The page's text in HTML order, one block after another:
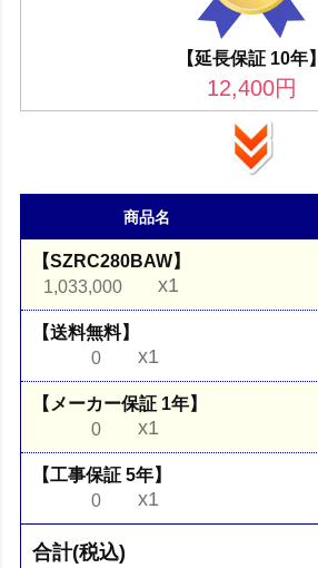
【延長保証 10年】
12,400円
商品名
【SZRC280BAW】
1,033,000
x1
【送料無料】
0
x1
【メーカー保証 1年】
0
x1
【工事保証 5年】
0
x1
合計(税込)